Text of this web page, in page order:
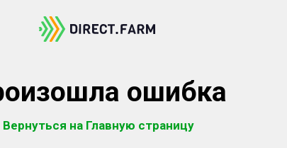
ошибка
Вернуться на Главную страницу